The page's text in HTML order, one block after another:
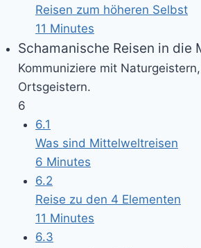
Reisen zum höheren Selbst
11 Minutes
Schamanische Reisen in die
Kommuniziere mit
Ortsgeistern.
6
6.1
Was sind Mittelweltreisen
6 Minutes
6.2
Reise zu den 4 Elementen
11 Minutes
6.3